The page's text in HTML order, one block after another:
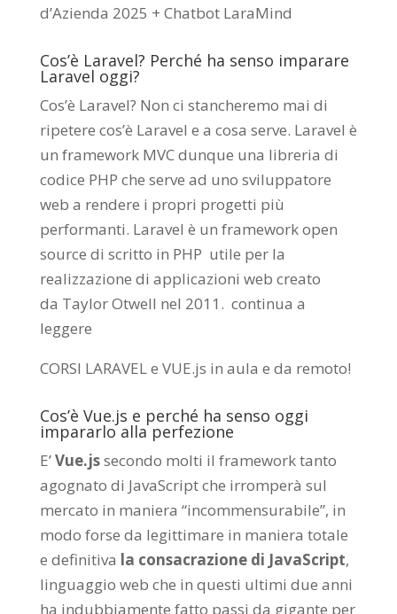
d’Azienda 2025 + Chatbot LaraMind
Cos’è Laravel? Perché ha senso imparare
Laravel oggi?
Cos’è Laravel? Non ci stancheremo mai di
ripetere cos’è Laravel e a cosa serve. Laravel è
un framework MVC dunque una libreria di
codice PHP che serve ad uno sviluppatore
web a rendere i propri progetti più
performanti. Laravel è un framework open
source di scritto in PHP utile per la
realizzazione di applicazioni web creato
da Taylor Otwell nel 2011. continua a
leggere
CORSI LARAVEL e VUE.js in aula e da remoto!
Cos’è Vue.js e perché ha senso oggi
impararlo alla perfezione
E’Vue.jssecondo molti il framework tanto
agognato di JavaScript che irromperà sul
mercato in maniera “incommensurabile”, in
modo forse da legittimare in maniera totale
e definitiva la consacrazione di JavaScript,
linguaggio web che in questi ultimi due anni
ha indubbiamente fatto passi da gigante per